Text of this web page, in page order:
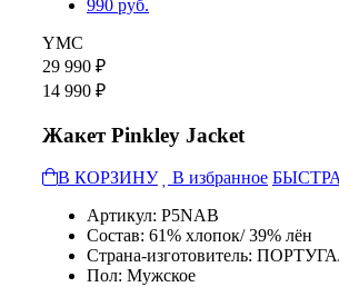
YMC
29 990 ₽
14 990 ₽
Жакет Pinkley Jacket
В КОРЗИНУ В избранное
Артикул: P5NAB
Состав: 61% хлопок/ 39% лён
Страна-изготовитель:
Пол: Мужское